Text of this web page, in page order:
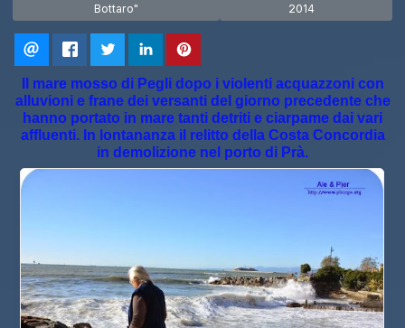
Bottaro"
2014
Il mare mosso di Pegli dopo i violenti acquazzoni con
alluvioni e frane dei versanti del giorno precedente che
hanno portato in mare tanti detriti e ciarpame dai vari
affluenti. In lontananza il relitto della Costa Concordia
in demolizione nel porto di Prà.